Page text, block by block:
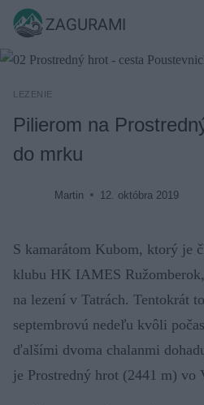
Skip
content
ZAGURAMI
LEZENIE
Pilierom na
do mrku
Martin 12. októbra 2019
S kamarátom Kubom, ktorý je
klubu HK IAMES
na lezení v Tatrách. Tentokrát
septembrovú nedeľu kvôli
ďalšími dvoma chalanmi
je Prostredný hrot (2441 m) vo